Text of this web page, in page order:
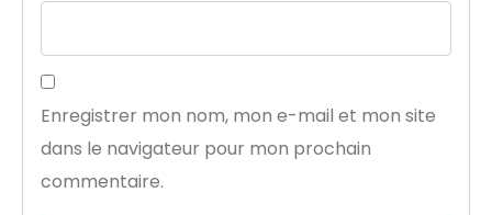
Enregistrer mon nom, mon e-mail et mon site
dans le navigateur pour mon prochain
commentaire.